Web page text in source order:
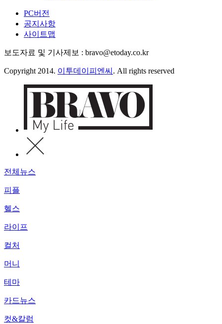
PC버전
공지사항
사이트맵
보도자료 및 기사제보 : bravo@etoday.co.kr
Copyright 2014. 이투데이피엔씨 . All rights reserved
전체뉴스
피플
헬스
라이프
컬처
머니
테마
카드뉴스
컷&칼럼